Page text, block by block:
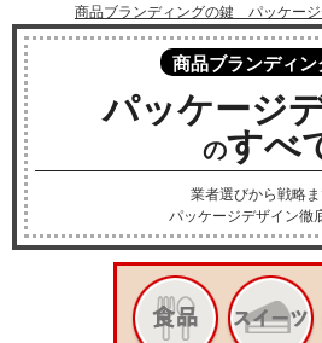
商品ブランディングの鍵 パッケー
商品ブランディン
パッケージ
のすべ
業者選びから戦略ま
パッケージデザイン徹